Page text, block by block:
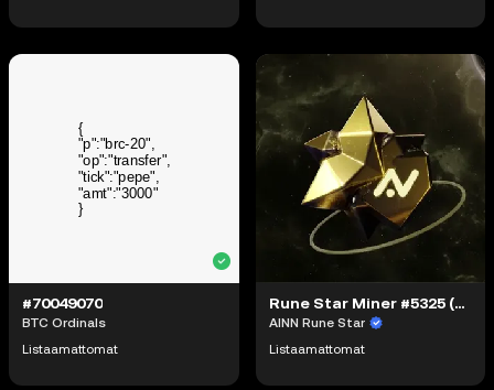
#70049070
BTC Ordinals
Listaamattomat
Rune Star Miner #5325 (#66774107)
AINN Rune Star
Listaamattomat